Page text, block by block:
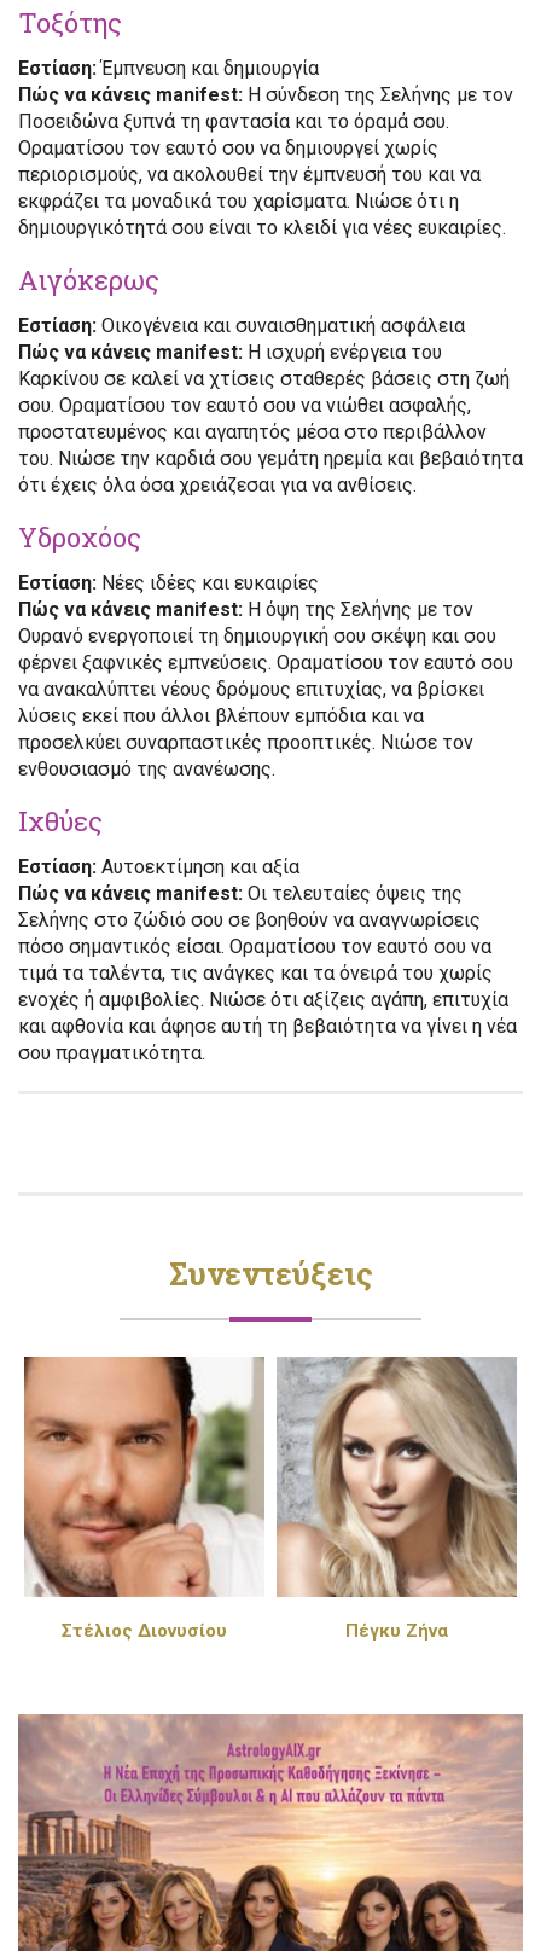
Τοξότης
Εστίαση:Έμπνευση και δημιουργία
Πώς να κάνεις manifest: Η σύνδεση της Σελήνης με τον
Ποσειδώνα ξυπνά τη φαντασία και το όραμά σου.
Οραματίσου τον εαυτό σου να δημιουργεί χωρίς
περιορισμούς, να ακολουθεί την έμπνευσή του και να
εκφράζει τα μοναδικά του χαρίσματα. Νιώσε ότι η
δημιουργικότητά σου είναι το κλειδί για νέες ευκαιρίες.
Αιγόκερως
Εστίαση: Οικογένεια και συναισθηματική ασφάλεια
Πώς να κάνεις manifest: Η ισχυρή ενέργεια του
Καρκίνου σε καλεί να χτίσεις σταθερές βάσεις στη ζωή
σου. Οραματίσου τον εαυτό σου να νιώθει ασφαλής,
προστατευμένος και αγαπητός μέσα στο περιβάλλον
του. Νιώσε την καρδιά σου γεμάτη ηρεμία και βεβαιότητα
ότι έχεις όλα όσα χρειάζεσαι για να ανθίσεις.
Υδροχόος
Εστίαση: Νέες ιδέες και ευκαιρίες
Πώς να κάνεις manifest: Η όψη της Σελήνης με τον
Ουρανό ενεργοποιεί τη δημιουργική σου σκέψη και σου
φέρνει ξαφνικές εμπνεύσεις. Οραματίσου τον εαυτό σου
να ανακαλύπτει νέους δρόμους επιτυχίας, να βρίσκει
λύσεις εκεί που άλλοι βλέπουν εμπόδια και να
προσελκύει συναρπαστικές προοπτικές. Νιώσε τον
ενθουσιασμό της ανανέωσης.
Ιχθύες
Εστίαση: Αυτοεκτίμηση και αξία
Πώς να κάνεις manifest: Οι τελευταίες όψεις της
Σελήνης στο ζώδιό σου σε βοηθούν να αναγνωρίσεις
πόσο σημαντικός είσαι. Οραματίσου τον εαυτό σου να
τιμά τα ταλέντα, τις ανάγκες και τα όνειρά του χωρίς
ενοχές ή αμφιβολίες. Νιώσε ότι αξίζεις αγάπη, επιτυχία
και αφθονία και άφησε αυτή τη βεβαιότητα να γίνει η νέα
σου πραγματικότητα.
Συνεντεύξεις
Στέλιος Διονυσίου Πέγκυ Ζήνα